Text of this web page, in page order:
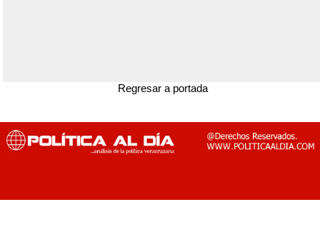
Regresar a portada